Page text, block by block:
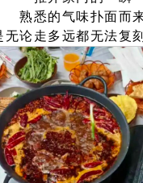
熟悉的气味扑面而
无论走多远都无法复